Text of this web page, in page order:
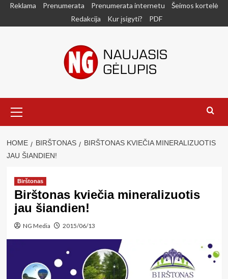
SkipReklama Prenumerata Prenumerata internetu
Šeimos kortelė
Redakcija
Kur įsigyti? PDF
Menu
HOME BIRŠTONAS
BIRŠTONAS KVIEČIA MINERALIZUOTIS
JAU ŠIANDIEN!
Birštonas
Birštonas kviečia mineralizuotis
jau šiandien!
NG Media 2015/06/13